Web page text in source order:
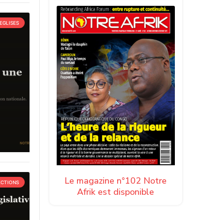
Le magazine n°102 Notre
Afrik est disponible